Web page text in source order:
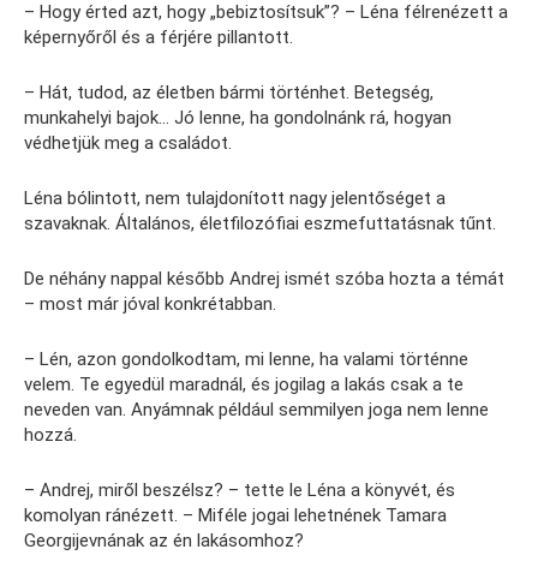
– Hogy érted azt, hogy „bebiztosítsuk”? – Léna félrenézett a
képernyőről és a férjére pillantott.
– Hát, tudod, az életben bármi történhet. Betegség,
munkahelyi bajok… Jó lenne, ha gondolnánk rá, hogyan
védhetjük meg a családot.
Léna bólintott, nem tulajdonított nagy jelentőséget a
szavaknak. Általános, életfilozófiai eszmefuttatásnak tűnt.
De néhány nappal később Andrej ismét szóba hozta a témát
– most már jóval konkrétabban.
– Lén, azon gondolkodtam, mi lenne, ha valami történne
velem. Te egyedül maradnál, és jogilag a lakás csak a te
neveden van. Anyámnak például semmilyen joga nem lenne
hozzá.
– Andrej, miről beszélsz? – tette le Léna a könyvét, és
komolyan ránézett. – Miféle jogai lehetnének Tamara
Georgijevnának az én lakásomhoz?